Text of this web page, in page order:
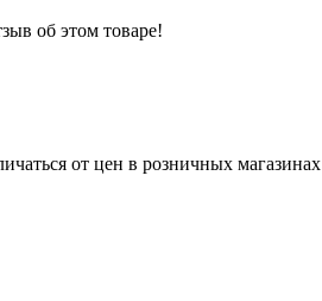
об этом товаре!
от цен в розничных магазинах